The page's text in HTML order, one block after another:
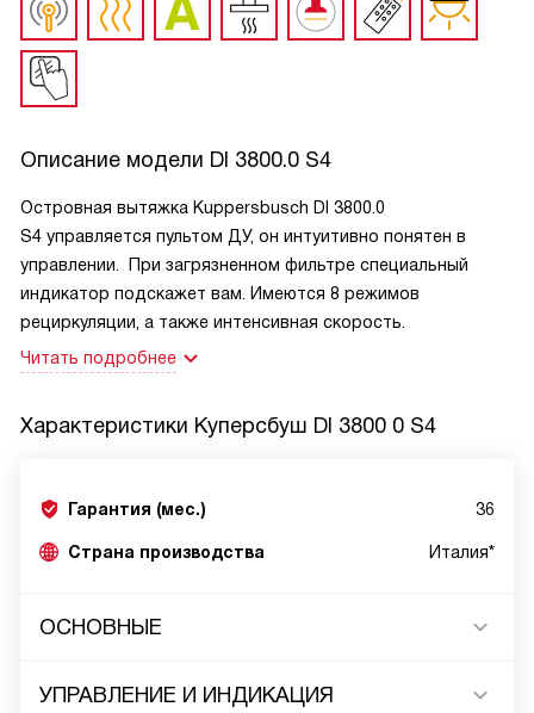
Описание модели DI 3800.0 S4
Островная вытяжка Kuppersbusch DI 3800.0
S4 управляется пультом ДУ, он интуитивно понятен в
управлении. При загрязненном фильтре специальный
индикатор подскажет вам. Имеются 8 режимов
рециркуляции, а также интенсивная скорость.
Читать подробнее
Характеристики Куперсбуш DI 3800 0 S4
Гарантия (мес.) 36
Страна производства Италия*
ОСНОВНЫЕ
УПРАВЛЕНИЕ И ИНДИКАЦИЯ